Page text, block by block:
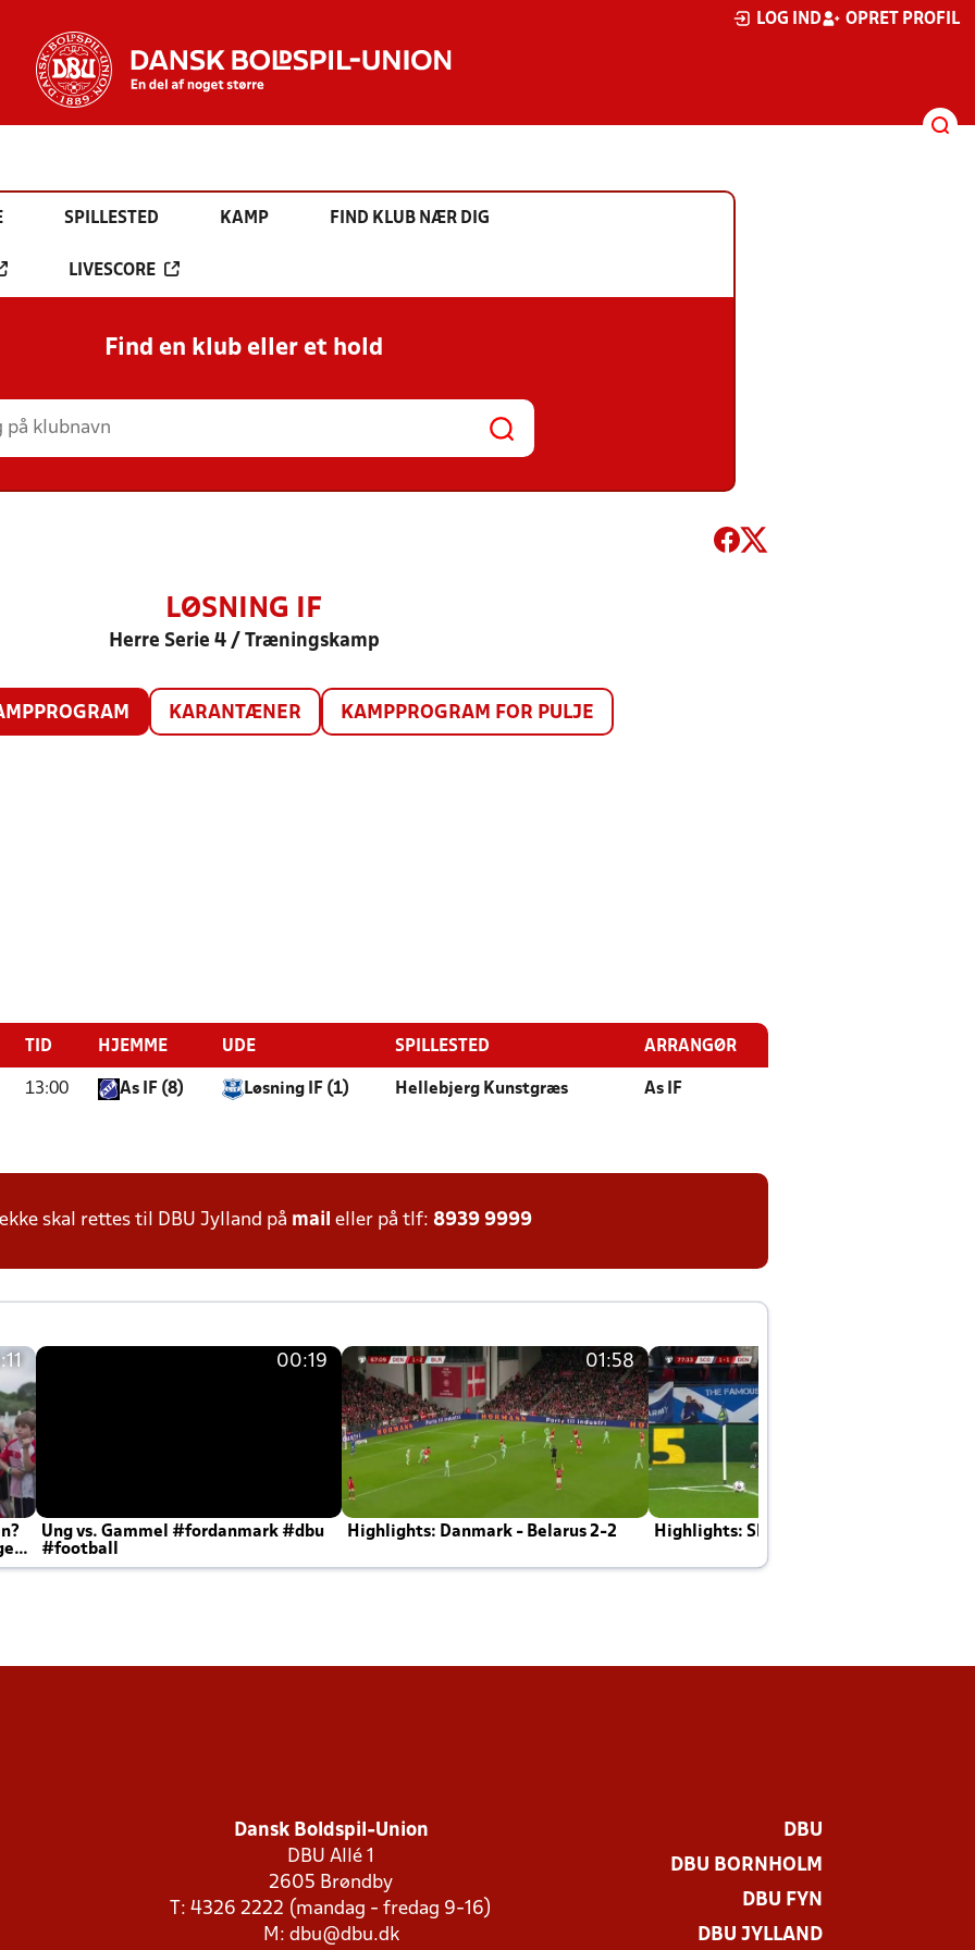
LOG IND OPRET PROFIL
SPILLESTED KAMP FIND KLUB NÆR DIG
LIVESCORE
Find en klub eller et hold
LØSNING IF
Herre Serie 4 / Træningskamp
KARANTÆNER KAMPPROGRAM FOR PULJE
TID HJEMME UDE SPILLESTED ARRANGØR
13:00 As IF (8) Løsning IF (1) Hellebjerg Kunstgræs As IF
skal rettes til DBU Jylland på mail eller på tlf: 8939 9999
00:19
Ung vs. Gammel #fordanmark #dbu
#football
01:58
Highlights: Danmark - Belarus 2-2 Highlights: Skotland - Danmark 4-2
Dansk Boldspil-Union
DBU Allé 1
2605 Brøndby
T: 4326 2222 (mandag - fredag 9-16)
M: dbu@dbu.dk
DBU
DBU BORNHOLM
DBU FYN
DBU JYLLAND